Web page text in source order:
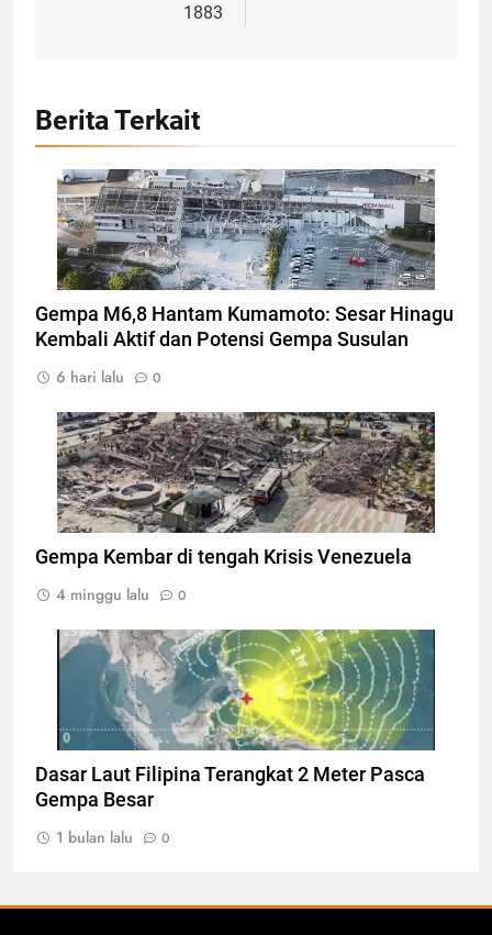
1883
Berita Terkait
Bangunan Terdampak gempa di Kumamoto,
Jepang, Foto: REUTERS/KYODO
Gempa M6,8 Hantam Kumamoto: Sesar Hinagu
Kembali Aktif dan Potensi Gempa Susulan
6 hari lalu
0
Bangunan hancur akibat gempabumi di
Venezuela, Foto: AFP/MIGUEL MEDINA
Gempa Kembar di tengah Krisis Venezuela
4 minggu lalu
0
Titik Gempa pada gempa Filipina, Foto: Dok.
BMKG
Dasar Laut Filipina Terangkat 2 Meter Pasca
Gempa Besar
1 bulan lalu
0